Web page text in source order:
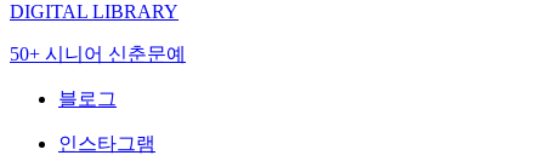
DIGITAL LIBRARY
50+ 시니어 신춘문예
블로그
인스타그램